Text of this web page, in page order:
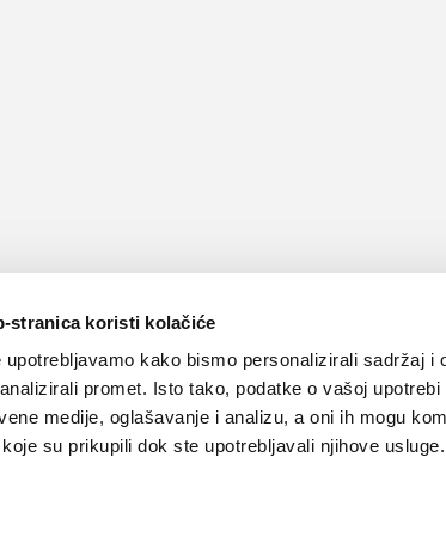
stranica koristi kolačiće
upotrebljavamo kako bismo personalizirali sadržaj i
promet. Isto tako, podatke o vašoj
medije, oglašavanje i analizu, a oni ih mogu
su prikupili dok ste upotrebljavali njihove usluge.